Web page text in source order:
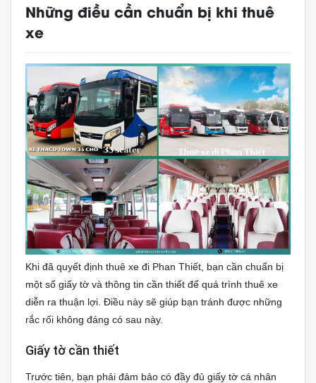
Những điều cần chuẩn bị khi thuê
xe
Khi đã quyết định thuê xe đi Phan Thiết, bạn cần chuẩn bị
một số giấy tờ và thông tin cần thiết để quá trình thuê xe
diễn ra thuận lợi. Điều này sẽ giúp bạn tránh được những
rắc rối không đáng có sau này.
Giấy tờ cần thiết
Trước tiên, bạn phải đảm bảo có đầy đủ giấy tờ cá nhân